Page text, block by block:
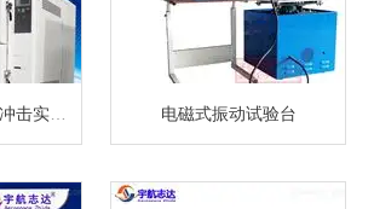
电磁式振动试验台